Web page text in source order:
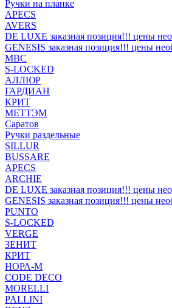
Ручки на планке
APECS
AVERS
DE LUXE заказная позиция!!! цены
GENESIS заказная позиция!!! цены
MBC
S-LOCKED
АЛЛЮР
ГАРДИАН
КРИТ
МЕТТЭМ
Саратов
Ручки раздельные
SILLUR
BUSSARE
APECS
ARCHIE
DE LUXE заказная позиция!!! цены
GENESIS заказная позиция!!! цены
PUNTO
S-LOCKED
VERGE
ЗЕНИТ
КРИТ
НОРА-М
CODE DECO
MORELLI
PALLINI